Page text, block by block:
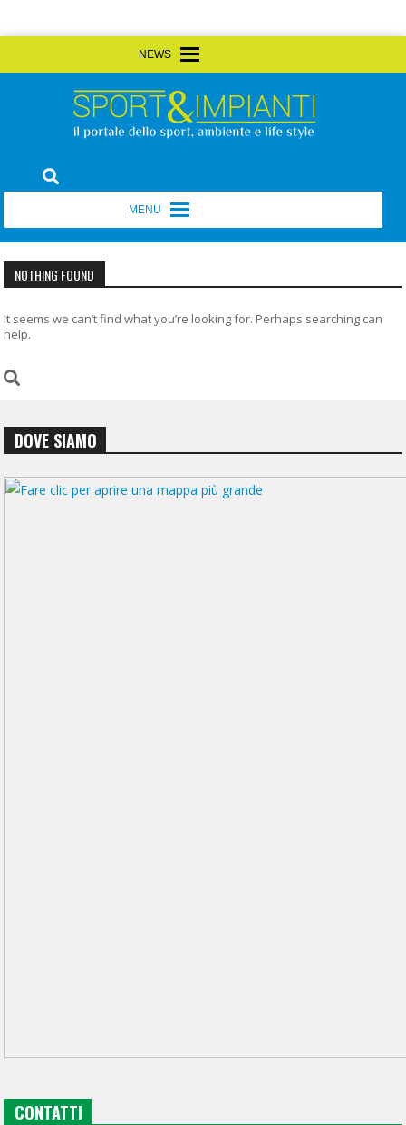
to
Sport&Impianti
NOTHING FOUND
It seems we can’t find what you’re looking for. Perhaps searching can
help.
DOVE SIAMO
CONTATTI